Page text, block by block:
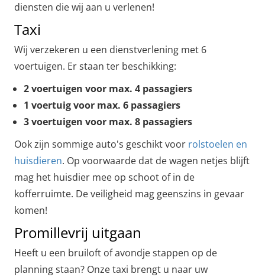
diensten die wij aan u verlenen!
Taxi
Wij verzekeren u een dienstverlening met 6
voertuigen. Er staan ter beschikking:
2 voertuigen voor max. 4 passagiers
1 voertuig voor max. 6 passagiers
3 voertuigen voor max. 8 passagiers
Ook zijn sommige auto's geschikt voor rolstoelen en
huisdieren. Op voorwaarde dat de wagen netjes blijft
mag het huisdier mee op schoot of in de
kofferruimte. De veiligheid mag geenszins in gevaar
komen!
Promillevrij uitgaan
Heeft u een bruiloft of avondje stappen op de
planning staan? Onze taxi brengt u naar uw